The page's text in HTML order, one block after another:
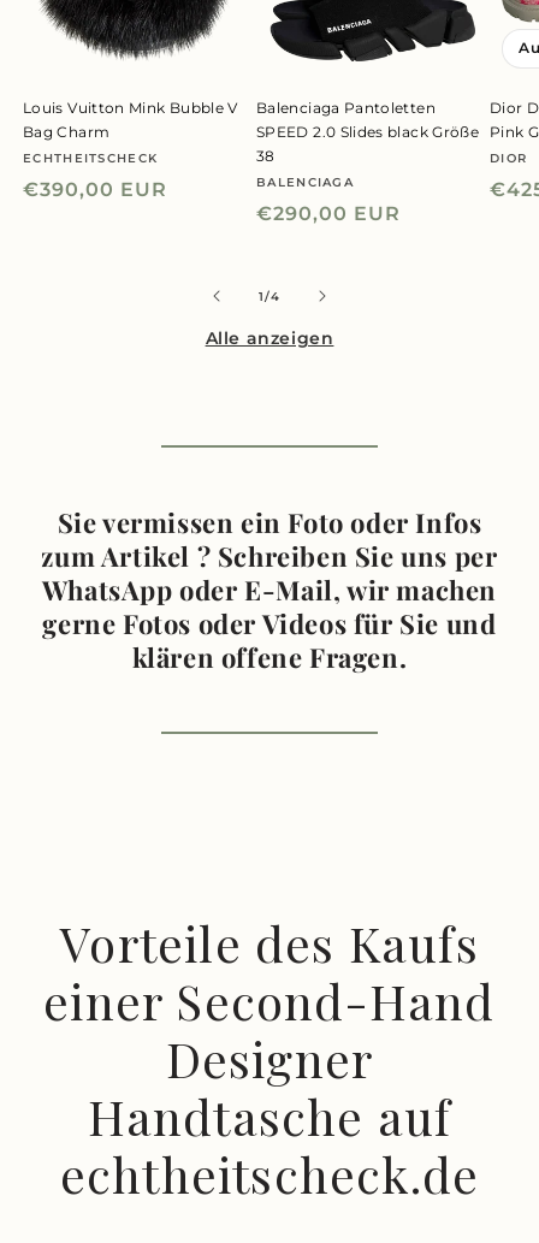
Louis Vuitton Mink Bubble V
Bag Charm
Anbieter:
ECHTHEITSCHECK
Normaler
€390,00 EUR
Balenciaga Pantoletten
SPEED 2.0 Slides black Größe
38
Anbieter:
BALENCIAGA
Normaler
€290,00 EUR
Dior
Pink
DIOR
1/von
4
Alle anzeigen
Sie vermissen ein Foto oder Infos
zum Artikel ? Schreiben Sie uns per
WhatsApp oder E-Mail, wir machen
gerne Fotos oder Videos für Sie und
klären offene Fragen.
Vorteile des Kaufs
einer Second-Hand
Designer
Handtasche auf
echtheitscheck.de